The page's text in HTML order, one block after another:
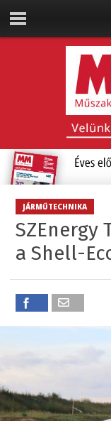
JÁRMŰTECHNIKA
SZEnergy
a Shell-